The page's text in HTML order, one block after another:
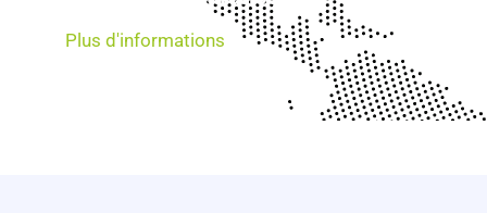
Plus d'informations